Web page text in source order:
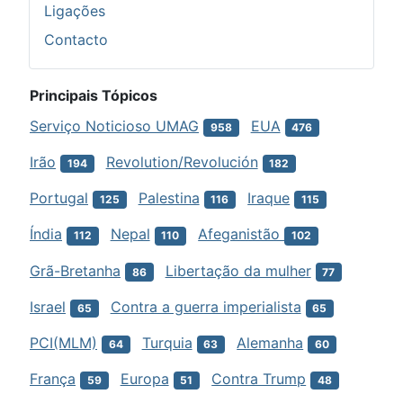
Ligações
Contacto
Principais Tópicos
Serviço Noticioso UMAG
958 EUA 476
Irão 194 Revolution/Revolución 182
Portugal 125 Palestina 116 Iraque 115
Índia 112 Nepal 110 Afeganistão 102
Grã-Bretanha 86 Libertação da mulher 77
Israel 65 Contra a guerra imperialista 65
PCI(MLM) 64 Turquia 63 Alemanha 60
França 59 Europa 51 Contra Trump 48